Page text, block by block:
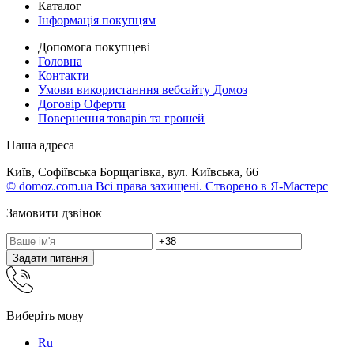
Каталог
Інформація покупцям
Допомога покупцеві
Головна
Контакти
Умови використанння вебсайту Домоз
Договір Оферти
Повернення товарів та грошей
Наша адреса
Київ, Софіївська Борщагівка, вул. Київська, 66
© domoz.com.ua Всі права захищені. Створено в Я-Мастерс
Замовити дзвінок
Задати питання
Виберіть мову
Ru